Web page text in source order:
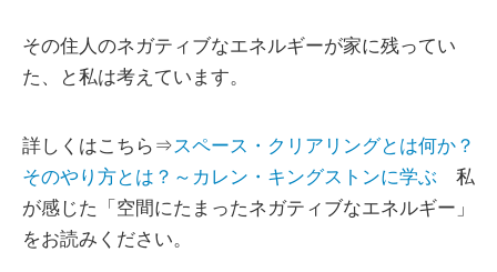
その住人のネガティブなエネルギーが家に残ってい
た、と私は考えています。
詳しくはこちら⇒スペース・クリアリングとは何か？
そのやり方とは？～カレン・キングストンに学ぶ 私
が感じた「空間にたまったネガティブなエネルギー」
をお読みください。